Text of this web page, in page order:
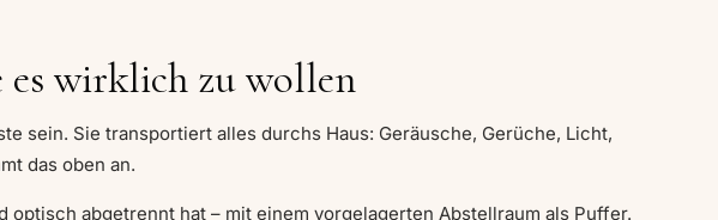
es wirklich zu wollen
sein. Sie transportiert alles durchs Haus: Geräusche, Gerüche, Licht,
das oben an.
abgetrennt hat – mit einem vorgelagerten Abstellraum als Puffer.